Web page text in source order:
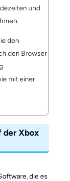
und
den
den Browser
mit einer
der Xbox
die es